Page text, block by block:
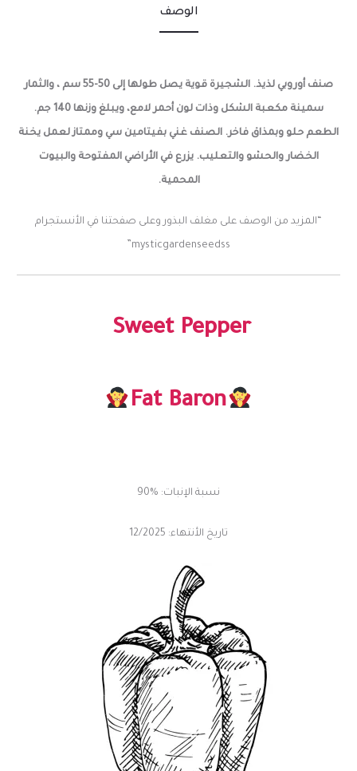
الوصف
صنف أوروبي لذيذ. الشجيرة قوية يصل طولها إلى 50-55 سم ، والثمار
سمينة مكعبة الشكل وذات لون أحمر لامع، ويبلغ وزنها 140 جم.
الطعم حلو وبمذاق فاخر. الصنف غني بفيتامين سي وممتاز لعمل يخنة
الخضار والحشو والتعليب.يزرع في الأراضي المفتوحة والبيوت
المحمية.
“المزيد من الوصف على مغلف البذور وعلى صفحتنا في الأنستجرام
mysticgardenseedss”
Sweet Pepper
Fat Baron
نسبة الإنبات: %90
تاريخ الأنتهاء: 12/2025